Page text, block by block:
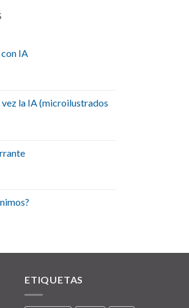
IA
vez la IA (microilustrados
ETIQUETAS